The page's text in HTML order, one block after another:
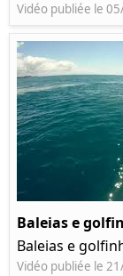
Vidéo publiée le
Baleias e
Baleias e
Vidéo publiée le